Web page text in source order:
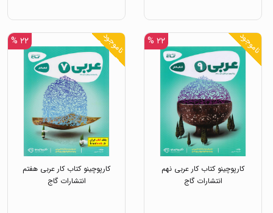
ناموجود ۲۲ %
کارپوچینو کتاب کار عربی نهم
انتشارات گاج
ناموجود ۲۲ %
کارپوچینو کتاب کار عربی هفتم
انتشارات گاج